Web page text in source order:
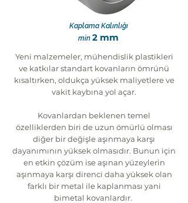
Kaplama Kalınlığı
min 2 mm
Yeni malzemeler, mühendislik plastikleri
ve katkılar standart kovanların ömrünü
kısaltırken, oldukça yüksek maliyetlere ve
vakit kaybına yol açar.
Kovanlardan beklenen temel
özelliklerden biri de uzun ömürlü olması
diğer bir değişle aşınmaya karşı
dayanımının yüksek olmasıdır. Bunun için
en etkin çözüm ise aşınan yüzeylerin
aşınmaya karşı direnci daha yüksek olan
farklı bir metal ile kaplanması yani
bimetal kovanlardır.